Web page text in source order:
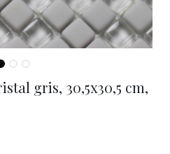
gris, 30,5x30,5 cm,